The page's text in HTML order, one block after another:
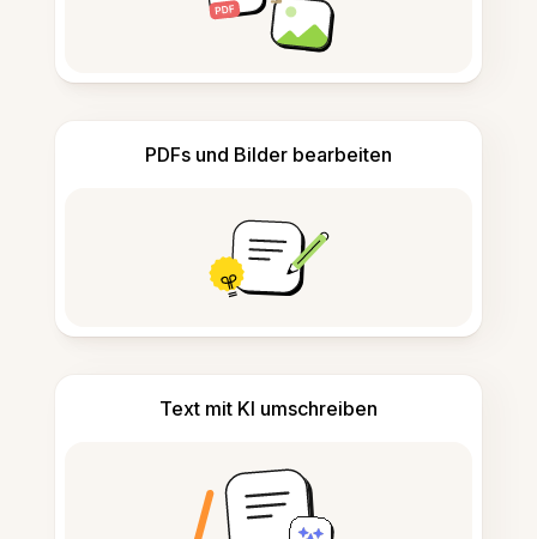
PDFs und Bilder bearbeiten
Text mit KI umschreiben